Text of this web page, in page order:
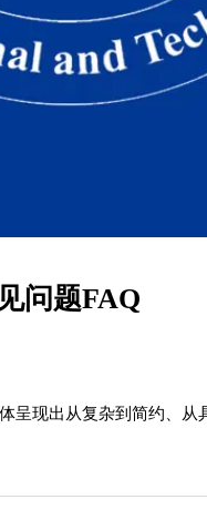
问题FAQ
现出从复杂到简约、